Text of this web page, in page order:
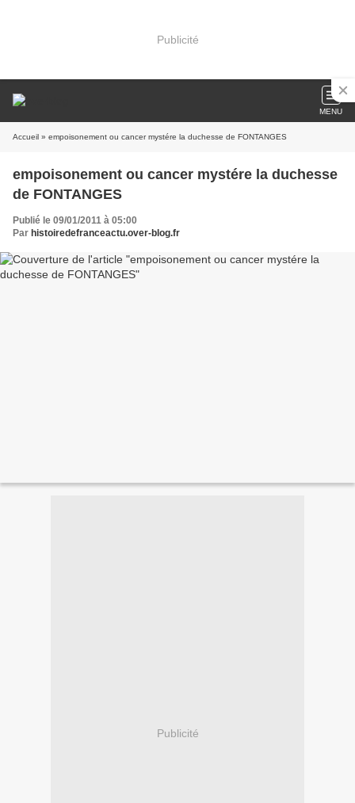
Publicité
MENU
Accueil » empoisonement ou cancer mystére la duchesse de FONTANGES
empoisonement ou cancer mystére la duchesse
de FONTANGES
Publié le 09/01/2011 à 05:00
Par histoiredefranceactu.over-blog.fr
Publicité